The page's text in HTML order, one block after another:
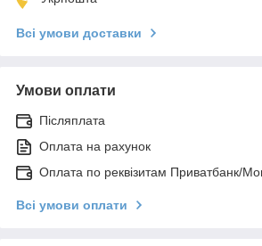
Всі умови доставки
Умови оплати
Післяплата
Оплата на рахунок
Оплата по реквізитам Приватбанк/
Всі умови оплати